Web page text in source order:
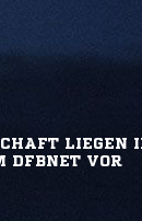
LIEGEN
DFBNET VOR